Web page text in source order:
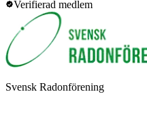
Verifierad medlem
Svensk Radonförening